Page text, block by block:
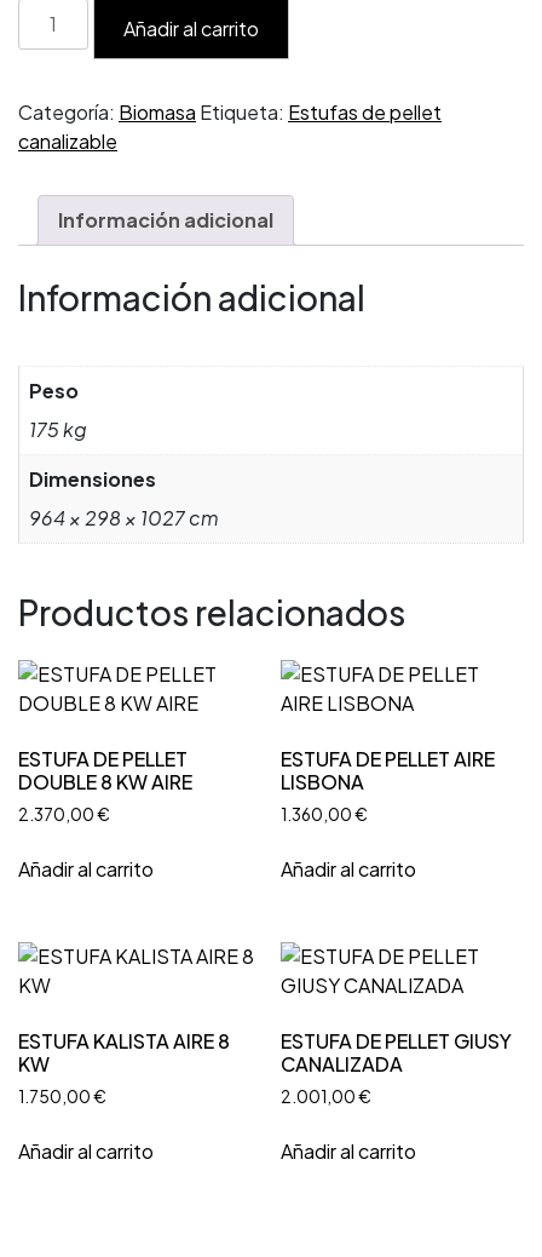
ESTUFA
CANALIZABLE
NOLAK
10
cantidad
Añadir al carrito
Categoría: Biomasa Etiqueta: Estufas de pellet
canalizable
Información adicional
Información adicional
Peso
175 kg
Dimensiones
964 × 298 × 1027 cm
Productos relacionados
ESTUFA DE PELLET
DOUBLE 8 KW AIRE
2.370,00€
Añadir al carrito
ESTUFA DE PELLET AIRE
LISBONA
1.360,00€
Añadir al carrito
ESTUFA KALISTA AIRE 8
KW
1.750,00€
Añadir al carrito
ESTUFA DE PELLET GIUSY
CANALIZADA
2.001,00€
Añadir al carrito